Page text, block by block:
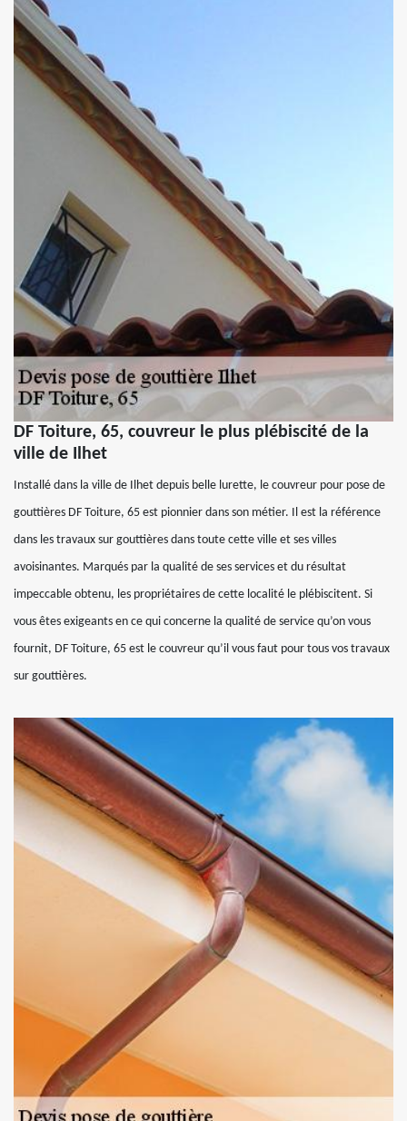
DF Toiture, 65, couvreur le plus plébiscité de la
ville de Ilhet
Installé dans la ville de Ilhet depuis belle lurette, le couvreur pour pose de
gouttières DF Toiture, 65 est pionnier dans son métier. Il est la référence
dans les travaux sur gouttières dans toute cette ville et ses villes
avoisinantes. Marqués par la qualité de ses services et du résultat
impeccable obtenu, les propriétaires de cette localité le plébiscitent. Si
vous êtes exigeants en ce qui concerne la qualité de service qu’on vous
fournit, DF Toiture, 65 est le couvreur qu’il vous faut pour tous vos travaux
sur gouttières.